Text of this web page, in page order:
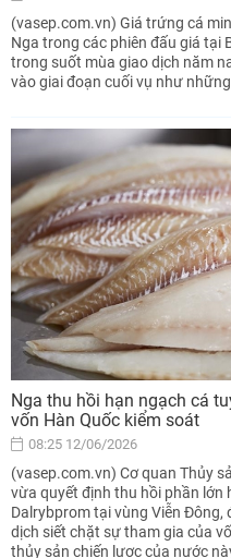
(vasep.com.vn) Giá trứng cá
Nga trong các phiên đấu giá tại
trong suốt mùa giao dịch năm
vào giai đoạn cuối vụ như
Nga thu hồi hạn ngạch cá
vốn Hàn Quốc kiểm soát
08:25 12/06/2026
(vasep.com.vn) Cơ quan Thủy
vừa quyết định thu hồi phần lớn
Dalrybprom tại vùng Viễn
dịch siết chặt sự tham gia của
thủy sản chiến lược của nước